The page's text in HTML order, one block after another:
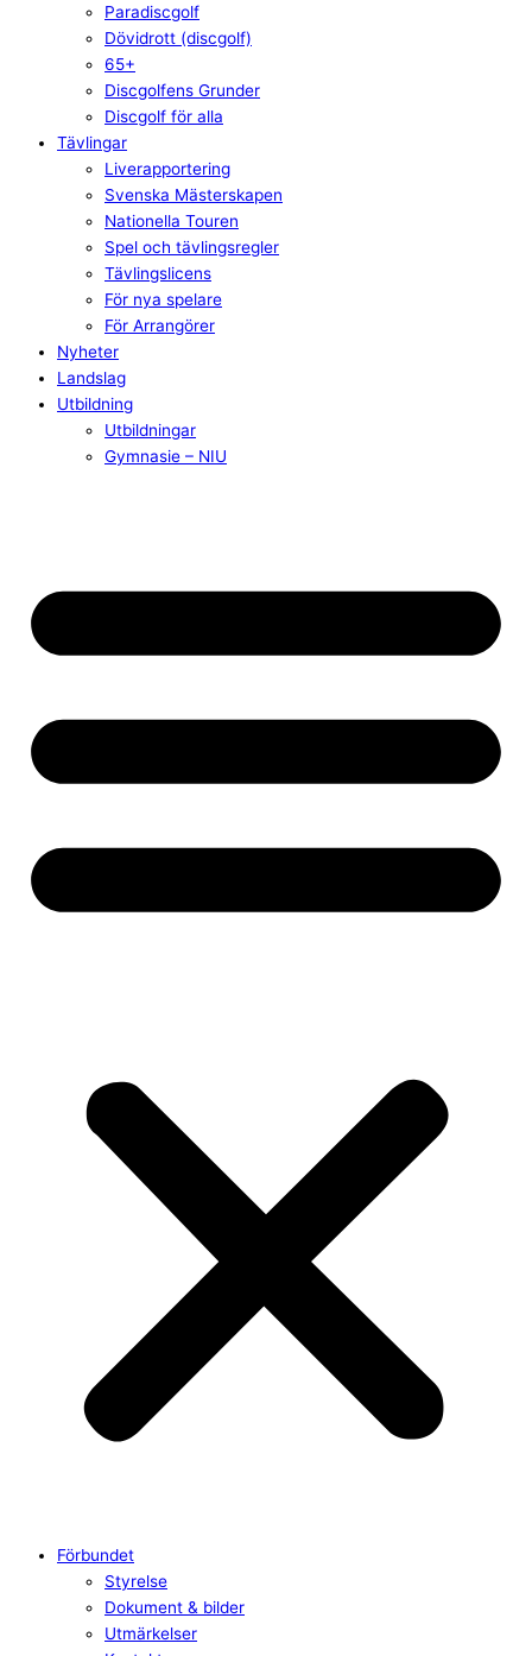
Paradiscgolf
Dövidrott (discgolf)
65+
Discgolfens Grunder
Discgolf för alla
Tävlingar
Liverapportering
Svenska Mästerskapen
Nationella Touren
Spel och tävlingsregler
Tävlingslicens
För nya spelare
För Arrangörer
Nyheter
Landslag
Utbildning
Utbildningar
Gymnasie – NIU
Förbundet
Styrelse
Dokument & bilder
Utmärkelser